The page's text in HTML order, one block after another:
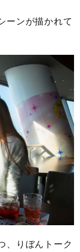
ーンが描かれて
、りぼんトーク